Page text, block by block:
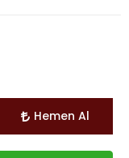
Hemen Al